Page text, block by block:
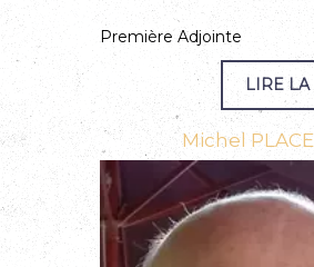
Première Adjointe
Michel PLACE